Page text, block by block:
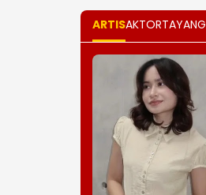
ARTISAKTORTAYANG